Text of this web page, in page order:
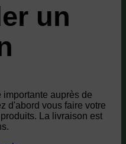
un
auprès de
d'abord vous faire votre
La livraison est